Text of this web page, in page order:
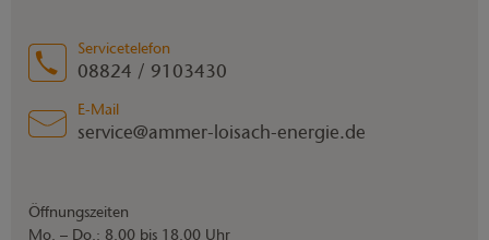
Servicetelefon
08824 / 9103430
E-Mail
service@ammer-loisach-energie.de
Öffnungszeiten
Mo. – Do.: 8.00 bis 18.00 Uhr